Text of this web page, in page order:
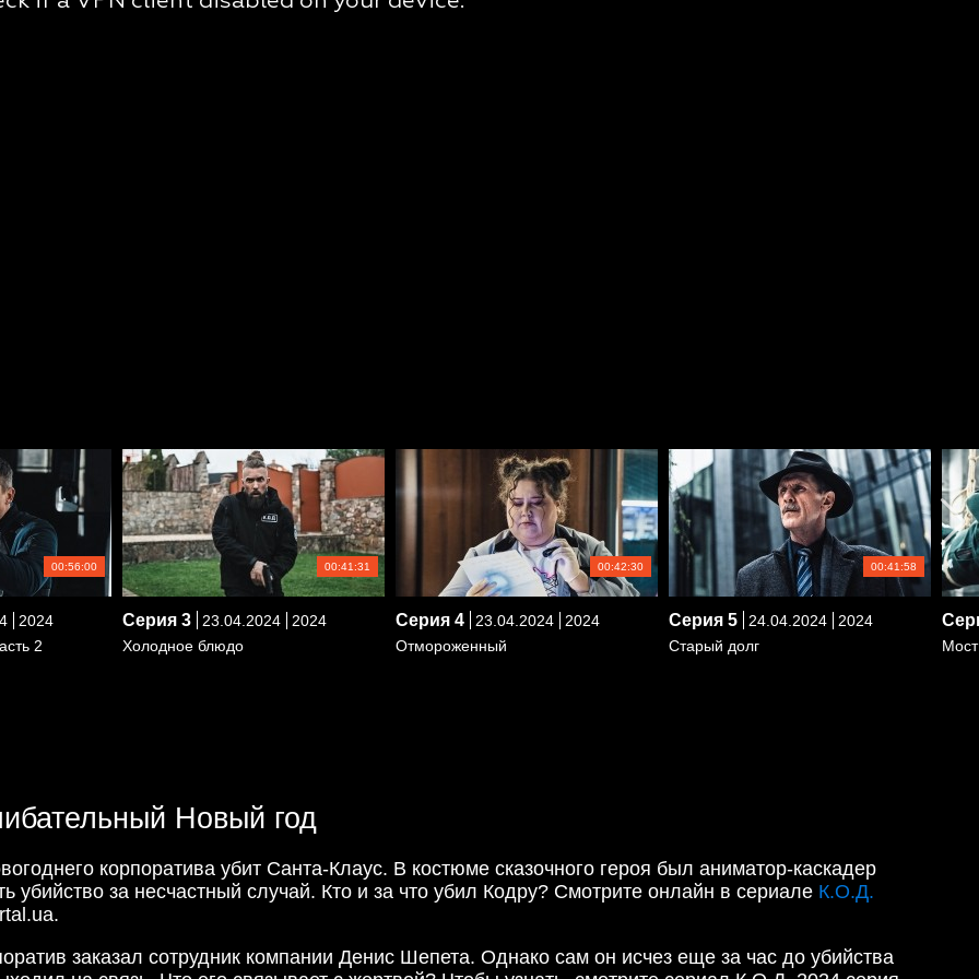
00:56:00
2024
2
00:41:31
Серия 3 23.04.2024
2024
Холодное блюдо
00:42:30
Серия 4 23.04.2024
2024
Отмороженный
00:41:58
Серия 5 24.04.2024
2024
Старый долг
Мост
Новый год
корпоратива убит Санта-Клаус. В костюме сказочного героя был аниматор-каскадер
убийство за несчастный случай. Кто и за что убил Кодру? Смотрите онлайн в сериале К.О.Д.
заказал сотрудник компании Денис Шепета. Однако сам он исчез еще за час до убийства